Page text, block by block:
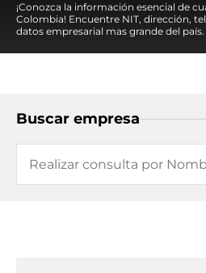
¡Conozca la información esencial de
Colombia! Encuentre NIT, dirección,
datos empresarial mas grande del país.
Buscar empresa